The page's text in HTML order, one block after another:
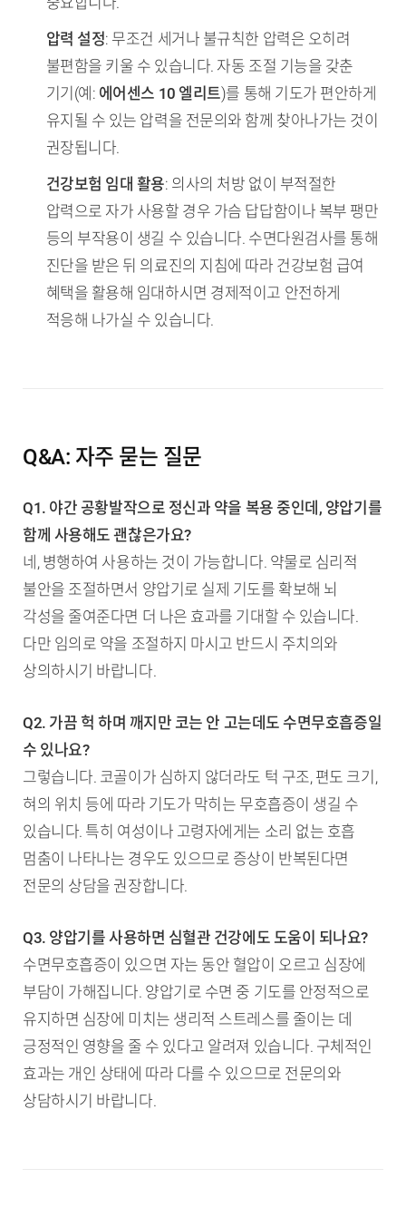
압력 설정: 무조건 세거나 불규칙한 압력은 오히려
불편함을 키울 수 있습니다. 자동 조절 기능을 갖춘
기기(예: 에어센스 10 엘리트)를 통해 기도가 편안하게
유지될 수 있는 압력을 전문의와 함께 찾아나가는 것이
권장됩니다.
건강보험 임대 활용: 의사의 처방 없이 부적절한
압력으로 자가 사용할 경우 가슴 답답함이나 복부 팽만
등의 부작용이 생길 수 있습니다. 수면다원검사를 통해
진단을 받은 뒤 의료진의 지침에 따라 건강보험 급여
혜택을 활용해 임대하시면 경제적이고 안전하게
적응해 나가실 수 있습니다.
Q&A: 자주 묻는 질문
Q1. 야간 공황발작으로 정신과 약을 복용 중인데, 양압기를
함께 사용해도 괜찮은가요?
네, 병행하여 사용하는 것이 가능합니다. 약물로 심리적
불안을 조절하면서 양압기로 실제 기도를 확보해 뇌
각성을 줄여준다면 더 나은 효과를 기대할 수 있습니다.
다만 임의로 약을 조절하지 마시고 반드시 주치의와
상의하시기 바랍니다.
Q2. 가끔 헉 하며 깨지만 코는 안 고는데도 수면무호흡증일
수 있나요?
그렇습니다. 코골이가 심하지 않더라도 턱 구조, 편도 크기,
혀의 위치 등에 따라 기도가 막히는 무호흡증이 생길 수
있습니다. 특히 여성이나 고령자에게는 소리 없는 호흡
멈춤이 나타나는 경우도 있으므로 증상이 반복된다면
전문의 상담을 권장합니다.
Q3. 양압기를 사용하면 심혈관 건강에도 도움이 되나요?
수면무호흡증이 있으면 자는 동안 혈압이 오르고 심장에
부담이 가해집니다. 양압기로 수면 중 기도를 안정적으로
유지하면 심장에 미치는 생리적 스트레스를 줄이는 데
긍정적인 영향을 줄 수 있다고 알려져 있습니다. 구체적인
효과는 개인 상태에 따라 다를 수 있으므로 전문의와
상담하시기 바랍니다.